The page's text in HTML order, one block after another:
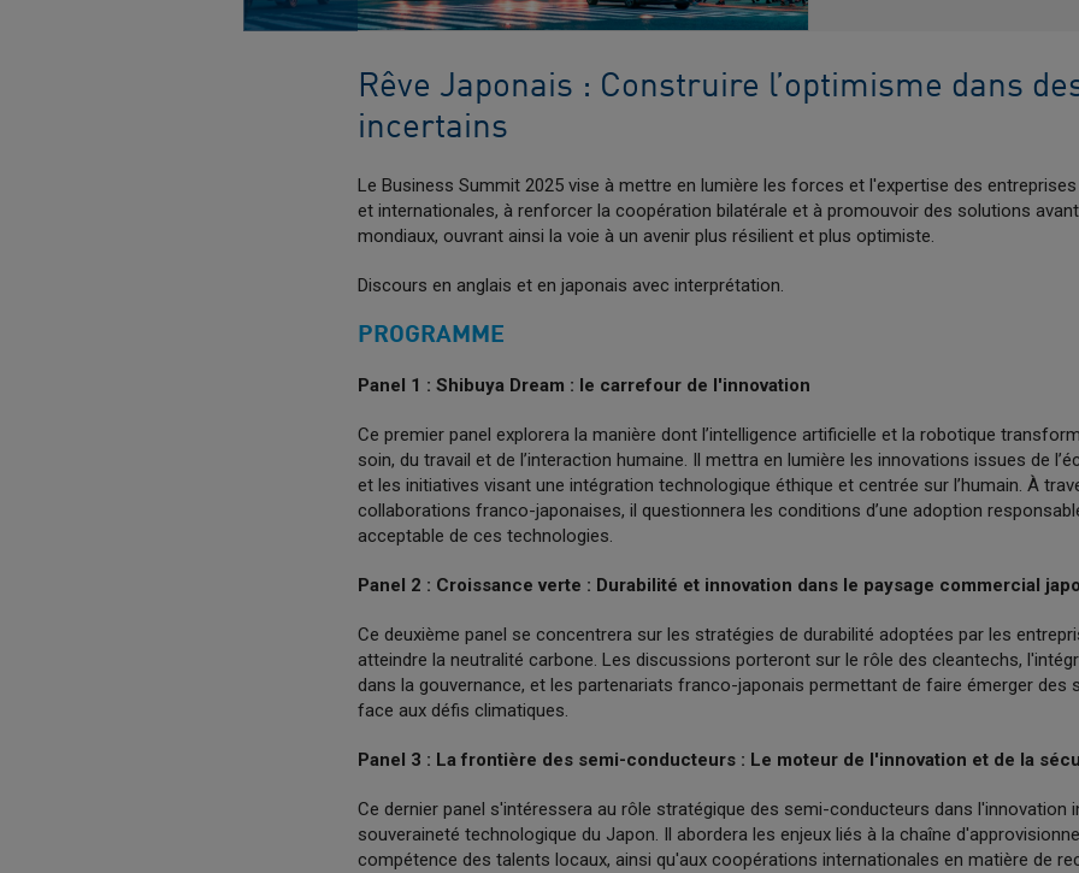
Rêve Japonais : Construire l’optimisme dans
incertains
Le Business Summit 2025 vise à mettre en lumière les forces et l'expertise des
et internationales, à renforcer la coopération bilatérale et à promouvoir des solutions
mondiaux, ouvrant ainsi la voie à un avenir plus résilient et plus optimiste.
Discours en anglais et en japonais avec interprétation.
PROGRAMME
Panel 1 : Shibuya Dream : le carrefour de l'innovation
Ce premier panel explorera la manière dont l’intelligence artificielle et la robotique
soin, du travail et de l’interaction humaine. Il mettra en lumière les innovations issues de
et les initiatives visant une intégration technologique éthique et centrée sur l’humain. À
collaborations franco-japonaises, il questionnera les conditions d’une adoption
acceptable de ces technologies.
Panel 2 : Croissance verte : Durabilité et innovation dans le paysage commercial
Ce deuxième panel se concentrera sur les stratégies de durabilité adoptées par les
atteindre la neutralité carbone. Les discussions porteront sur le rôle des cleantechs,
dans la gouvernance, et les partenariats franco-japonais permettant de faire émerger des
face aux défis climatiques.
Panel 3 : La frontière des semi-conducteurs : Le moteur de l'innovation et de la
Ce dernier panel s'intéressera au rôle stratégique des semi-conducteurs dans l'innovation
souveraineté technologique du Japon. Il abordera les enjeux liés à la chaîne
compétence des talents locaux, ainsi qu'aux coopérations internationales en matière de